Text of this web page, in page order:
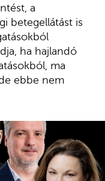
a
betegellátást is
ha hajlandó
ma
ebbe nem